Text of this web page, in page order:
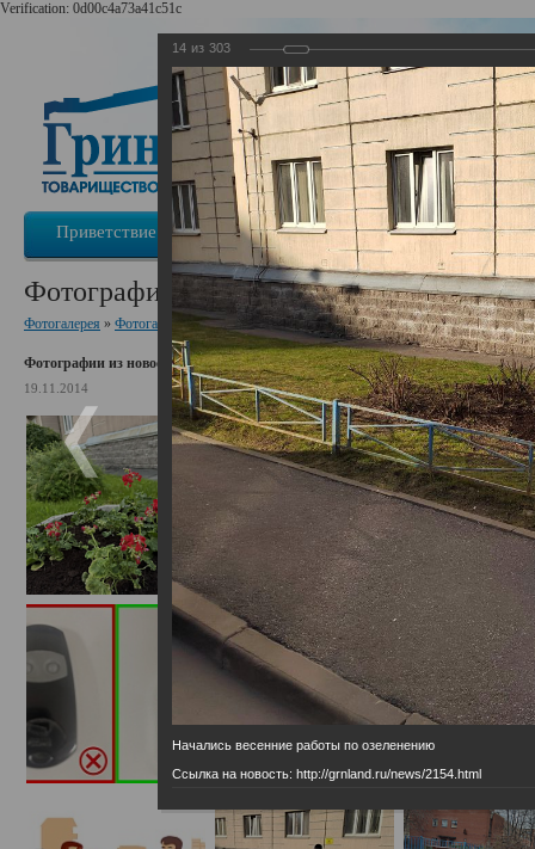
Verification: 0d00c4a73a41c51c
Приветствие Информация о ТСЖ Новости
Фотографии из новостей
Фотогалерея » Фотогалерея ТСЖ «ГринЛандия»
Фотографии из новостей
19.11.2014
14 из 303
Начались весенние работы по озеленению
Ссылка на новость: http://grnland.ru/news/2154.html